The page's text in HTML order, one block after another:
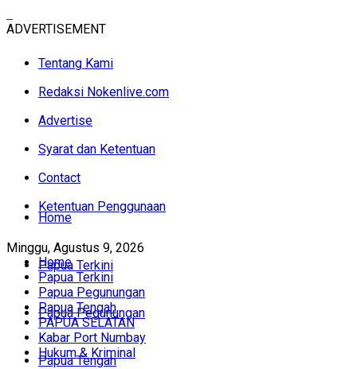
ADVERTISEMENT
Tentang Kami
Redaksi Nokenlive.com
Advertise
Syarat dan Ketentuan
Contact
Ketentuan Penggunaan
Minggu, Agustus 9, 2026
Home
Papua Terkini
Papua Pegunungan
Papua Tengah
Home
Papua Terkini
Papua Pegunungan
Papua Tengah
PAPUA SELATAN
Kabar Port Numbay
Hukum & Kriminal